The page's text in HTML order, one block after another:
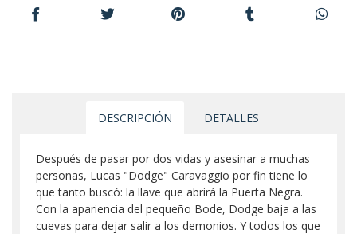
DESCRIPCIÓN DETALLES
Después de pasar por dos vidas y asesinar a muchas
personas, Lucas "Dodge" Caravaggio por fin tiene lo
que tanto buscó: la llave que abrirá la Puerta Negra.
Con la apariencia del pequeño Bode, Dodge baja a las
cuevas para dejar salir a los demonios. Y todos los que